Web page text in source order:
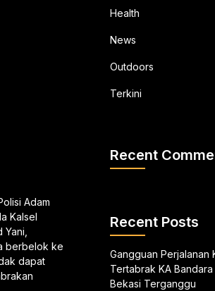
Adam
Kalsel
berbelok ke
dapat
Health
News
Outdoors
Terkini
Recent
Recent Posts
Gangguan Perjalanan
Tertabrak KA Bandara
Bekasi Terganggu